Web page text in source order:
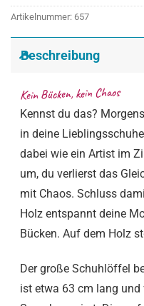
Artikelnummer: 657
Beschreibung
Kein Bücken, kein Chaos
Kennst du das?
in deine
dabei wie ein Artist im
um, du verlierst das
mit Chaos. Schluss
Holz entspannt deine
Bücken. Auf dem Holz
Der große Schuhlöffel
ist etwa 63 cm lang